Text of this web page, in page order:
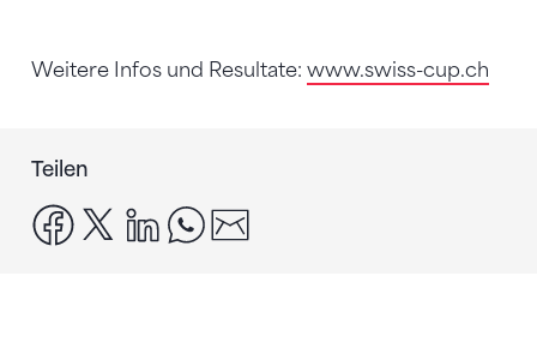
Weitere Infos und Resultate: www.swiss-cup.ch
Teilen
facebook
x linkedinwhatsapp